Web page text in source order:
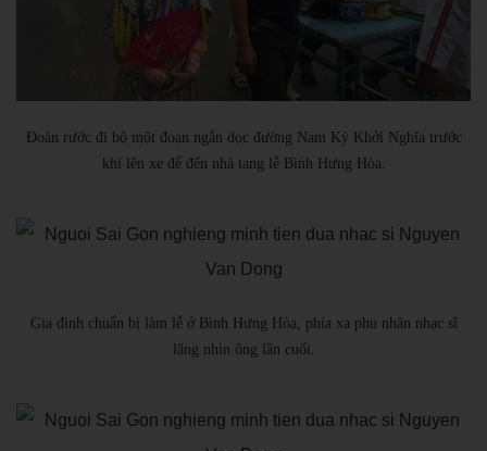
Đoàn rước đi bộ một đoạn ngắn dọc đường Nam Kỳ Khởi Nghĩa trước
khi lên xe để đến nhà tang lễ Bình Hưng Hòa.
Gia đình chuẩn bị làm lễ ở Bình Hưng Hòa, phía xa phu nhân nhạc sĩ
lặng nhìn ông lần cuối.